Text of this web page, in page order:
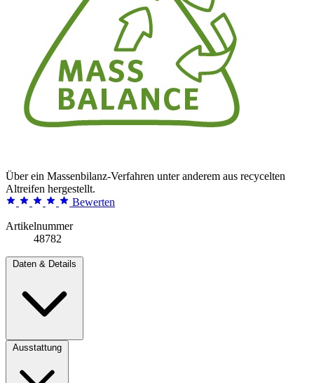
Über ein Massenbilanz-Verfahren unter anderem aus recycelten
Altreifen hergestellt.
Bewerten
Artikelnummer
48782
Daten & Details
Ausstattung